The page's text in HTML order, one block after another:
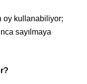
oy kullanabiliyor;
sayılmaya